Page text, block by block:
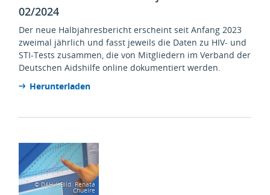
02/2024
Der neue Halbjahresbericht erscheint seit Anfang 2023
zweimal jährlich und fasst jeweils die Daten zu HIV- und
STI-Tests zusammen, die von Mitgliedern im Verband der
Deutschen Aidshilfe online dokumentiert werden.
Herunterladen
© DAH | Bild: Renata
Chueire